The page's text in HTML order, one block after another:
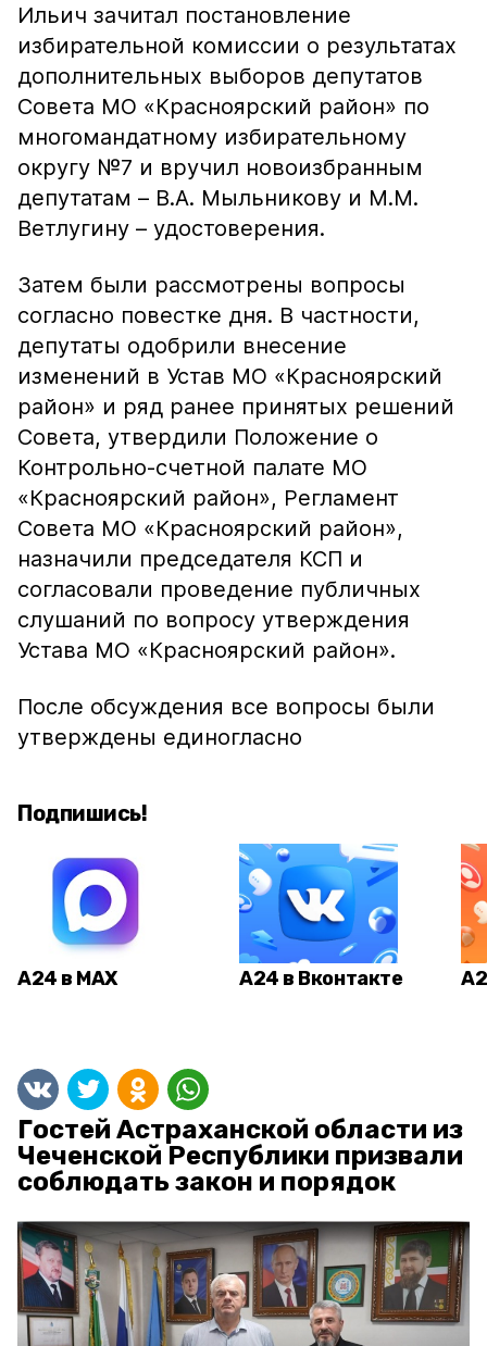
Ильич зачитал постановление
избирательной комиссии о результатах
дополнительных выборов депутатов
Совета МО «Красноярский район» по
многомандатному избирательному
округу №7 и вручил новоизбранным
депутатам – В.А. Мыльникову и М.М.
Ветлугину – удостоверения.
Затем были рассмотрены вопросы
согласно повестке дня. В частности,
депутаты одобрили внесение
изменений в Устав МО «Красноярский
район» и ряд ранее принятых решений
Совета, утвердили Положение о
Контрольно-счетной палате МО
«Красноярский район», Регламент
Совета МО «Красноярский район»,
назначили председателя КСП и
согласовали проведение публичных
слушаний по вопросу утверждения
Устава МО «Красноярский район».
После обсуждения все вопросы были
утверждены единогласно
Подпишись!
А24 в MAX А24 в Вконтакте
Гостей Астраханской области из
Чеченской Республики призвали
соблюдать закон и порядок